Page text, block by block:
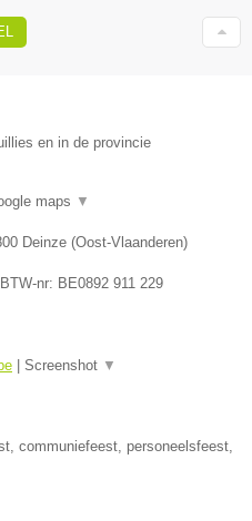
en in de provincie
maps ▼
Deinze (Oost-Vlaanderen)
nr: BE0892 911 229
Screenshot ▼
communiefeest, personeelsfeest,